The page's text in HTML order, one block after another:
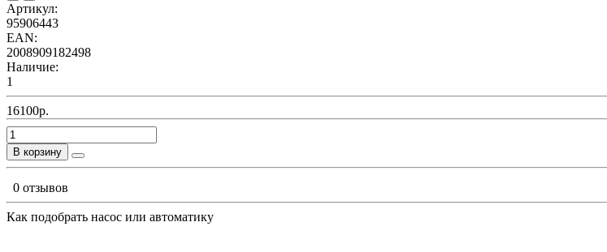
Артикул:
95906443
EAN:
2008909182498
Наличие:
1
16100р.
В корзину
0 отзывов
Как подобрать насос или автоматику